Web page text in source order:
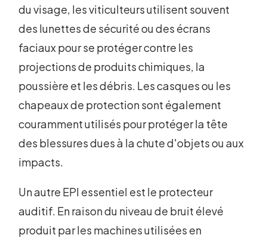
du visage, les viticulteurs utilisent souvent
des lunettes de sécurité ou des écrans
faciaux pour se protéger contre les
projections de produits chimiques, la
poussière et les débris. Les casques ou les
chapeaux de protection sont également
couramment utilisés pour protéger la tête
des blessures dues à la chute d'objets ou aux
impacts.
Un autre EPI essentiel est le protecteur
auditif. En raison du niveau de bruit élevé
produit par les machines utilisées en